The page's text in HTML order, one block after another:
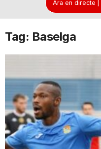
d
o
C
Ara en directe
Tag: Baselga